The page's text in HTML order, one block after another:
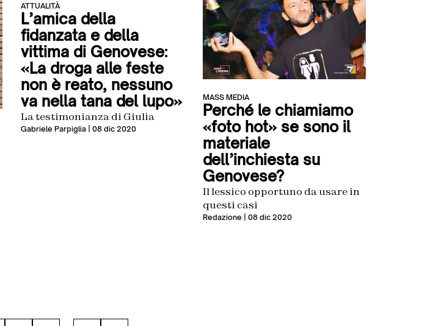
ATTUALITÀ
L’amica della
fidanzata e della
vittima di Genovese:
«La droga alle feste
non è reato, nessuno
va nella tana del lupo»
La testimonianza di Giulia
Gabriele Parpiglia | 08 dic 2020
MASS MEDIA
Perché le chiamiamo
«foto hot» se sono il
materiale
dell’inchiesta su
Genovese?
Il lessico opportuno da usare in
questi casi
Redazione | 08 dic 2020